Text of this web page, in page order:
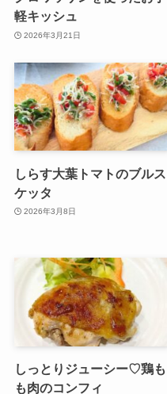
軽キッシュ
2026年3月21日
しらす大葉トマトのブルス
ケッタ
2026年3月8日
しっとりジューシー♡鶏も
も肉のコンフィ